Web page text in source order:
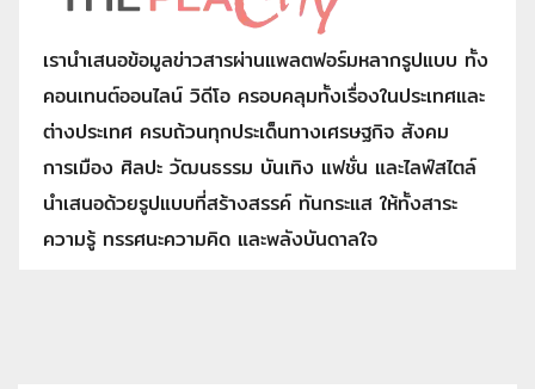
เรานำเสนอข้อมูลข่าวสารผ่านแพลตฟอร์มหลากรูปแบบ ทั้ง
คอนเทนต์ออนไลน์ วิดีโอ ครอบคลุมทั้งเรื่องในประเทศและ
ต่างประเทศ ครบถ้วนทุกประเด็นทางเศรษฐกิจ สังคม
การเมือง ศิลปะ วัฒนธรรม บันเทิง แฟชั่น และไลฟ์สไตล์
นำเสนอด้วยรูปแบบที่สร้างสรรค์ ทันกระแส ให้ทั้งสาระ
ความรู้ ทรรศนะความคิด และพลังบันดาลใจ